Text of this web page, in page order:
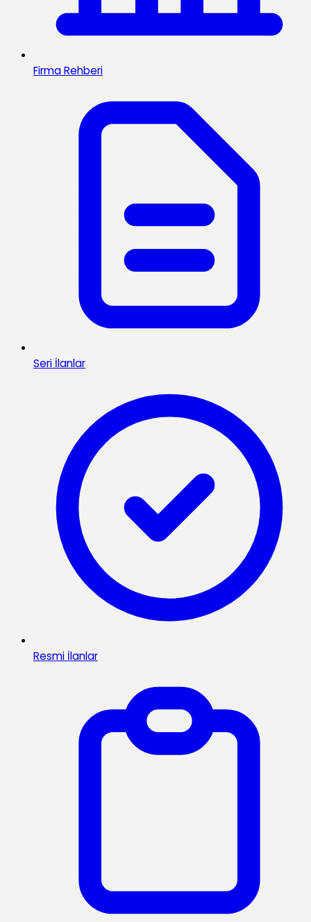
Firma Rehberi
Seri İlanlar
Resmi İlanlar